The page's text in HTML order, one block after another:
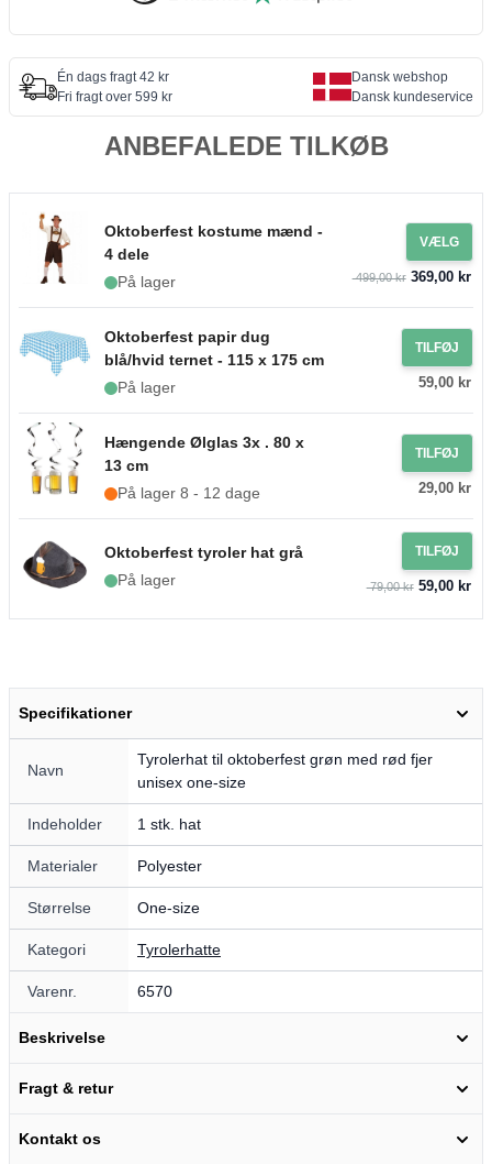
Én dags fragt 42 kr
Fri fragt over 599 kr
Dansk webshop
Dansk kundeservice
ANBEFALEDE TILKØB
Oktoberfest kostume mænd -
4 dele
På lager
VÆLG
499,00 kr369,00 kr
Oktoberfest papir dug
blå/hvid ternet - 115 x 175 cm
På lager
TILFØJ
59,00 kr
Hængende Ølglas 3x . 80 x
13 cm
På lager 8 - 12 dage
TILFØJ
29,00 kr
Oktoberfest tyroler hat grå
På lager
TILFØJ
79,00 kr59,00 kr
Specifikationer
Navn
Tyrolerhat til oktoberfest grøn med rød fjer
unisex one-size
Indeholder 1 stk. hat
Materialer Polyester
Størrelse One-size
Kategori Tyrolerhatte
Varenr. 6570
Beskrivelse
Fragt & retur
Kontakt os